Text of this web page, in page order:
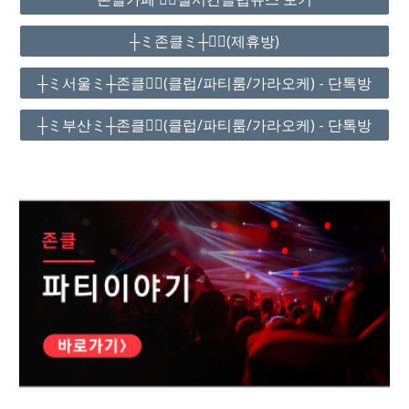
┼ミ존클ミ┼❤️‍🔥(제휴방)
┼ミ서울ミ┼존클❤️‍🔥(클럽/파티룸/가라오케) - 단톡방
┼ミ부산ミ┼존클❤️‍🔥(클럽/파티룸/가라오케) - 단톡방